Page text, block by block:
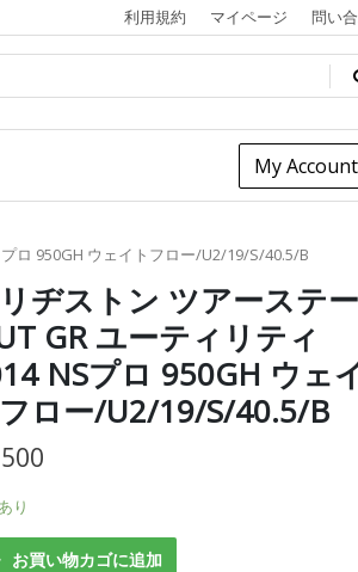
利用規約 マイページ 問い
My Account
ロ 950GH ウェイトフロー/U2/19/S/40.5/B
ヂストン ツアーステ
GR ユーティリティ
NSプロ 950GH ウェ
ロー/U2/19/S/40.5/B
り
お買い物カゴに追加